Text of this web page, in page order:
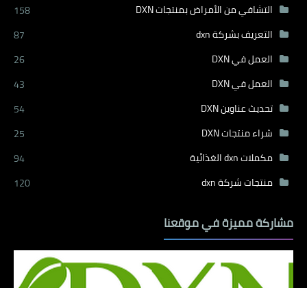
التشافي من الأمراض بمنتجات DXN
158
التعريف بشركة dxn
87
العمل في DXN
26
العمل في DXN
43
تحديث عناوين DXN
54
شراء منتجات DXN
25
مكملات dxn الغذائية
94
منتجات شركة dxn
120
مشاركة مميزة في موقعنا